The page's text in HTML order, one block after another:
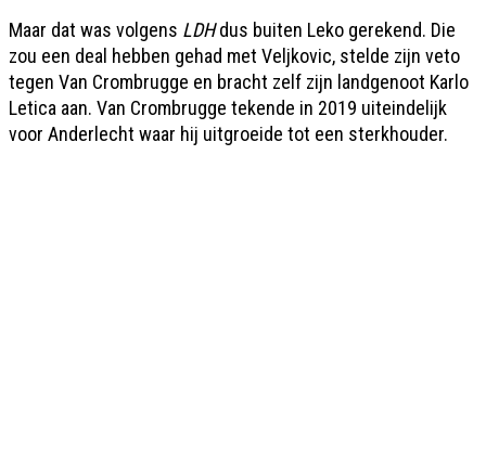
Maar dat was volgens LDHdus buiten Leko gerekend. Die
zou een deal hebben gehad met Veljkovic, stelde zijn veto
tegen Van Crombrugge en bracht zelf zijn landgenoot Karlo
Letica aan. Van Crombrugge tekende in 2019 uiteindelijk
voor Anderlecht waar hij uitgroeide tot een sterkhouder.